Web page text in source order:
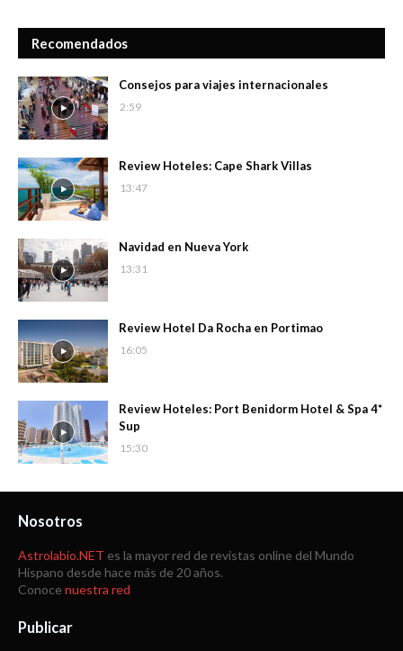
Recomendados
Consejos para viajes internacionales
2:59
Review Hoteles: Cape Shark Villas
13:47
Navidad en Nueva York
13:31
Review Hotel Da Rocha en Portimao
16:05
Review Hoteles: Port Benidorm Hotel & Spa 4*
Sup
15:30
Nosotros
Astrolabio.NET es la mayor red de revistas online del Mundo
Hispano desde hace más de 20 años.
Conoce nuestra red
Publicar